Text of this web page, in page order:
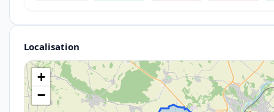
Localisation
+
−